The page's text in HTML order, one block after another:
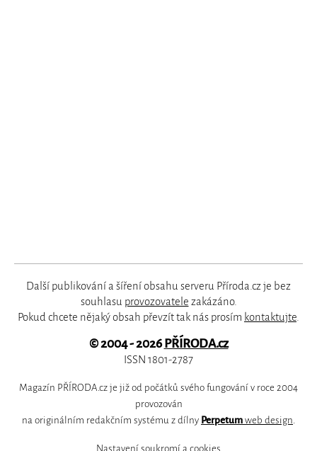
Další publikování a šíření obsahu serveru Příroda.cz je bez
souhlasu provozovatele zakázáno.
Pokud chcete nějaký obsah převzít tak nás prosím kontaktujte
© 2004 - 2026PŘÍRODA.cz
ISSN 1801-2787
Magazín PŘÍRODA.cz je již od počátků svého fungování v roce 2004
provozován
na originálním redakčním systému z dílny Perpetum web design.
Nastavení soukromí a cookies